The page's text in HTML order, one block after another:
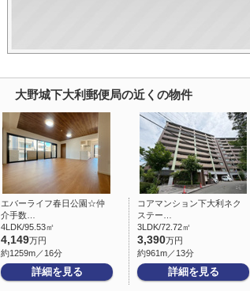
大野城下大利郵便局の近くの物件
エバーライフ春日公園☆仲
介手数…
4LDK/95.53㎡
4,149万円
約1259m／16分
詳細を見る
コアマンション下大利ネク
ステー…
3LDK/72.72㎡
3,390万円
約961m／13分
詳細を見る